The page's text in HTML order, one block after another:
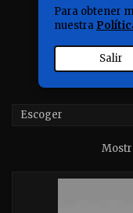
Escoger
Para obtener
nuestra
Salir